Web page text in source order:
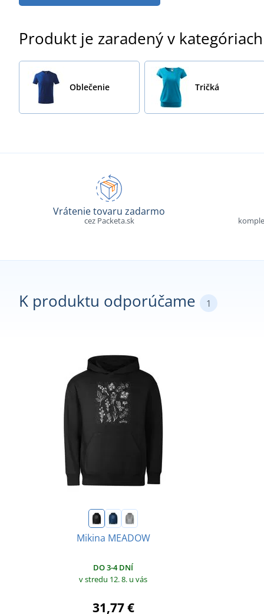
Produkt je zaradený v kategóriach
Oblečenie Tričká
Vrátenie tovaru zadarmo
cez Packeta.sk
K produktu odporúčame 1
Mikina MEADOW
DO 3-4 DNÍ
v stredu 12. 8. u vás
31,77 €